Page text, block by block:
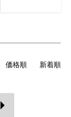
価格順 新着順